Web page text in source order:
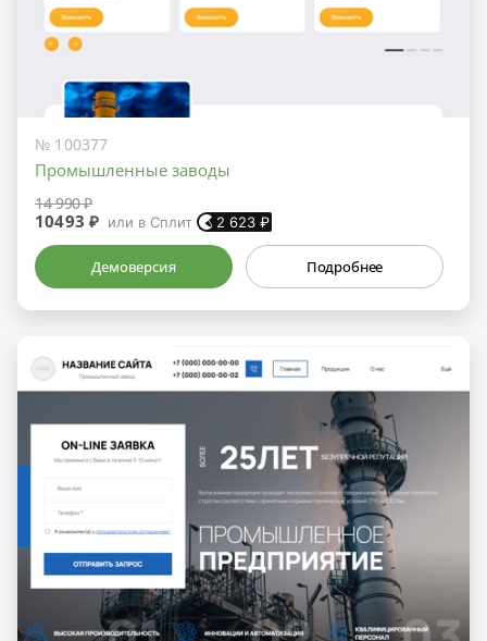
№ 100377
Промышленные заводы
14 990 ₽
10493 ₽ или в Сплит 2 623 ₽
Демоверсия Подробнее